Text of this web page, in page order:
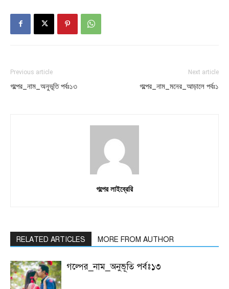
Previous article
গল্পের_নাম_অনুভূতি পর্বঃ১৩
Next article
গল্পের_নাম_মনের_আড়ালে পর্বঃ১
গল্পের লাইব্রেরি
RELATED ARTICLES MORE FROM AUTHOR
গল্পের_নাম_অনুভূতি পর্বঃ১৩